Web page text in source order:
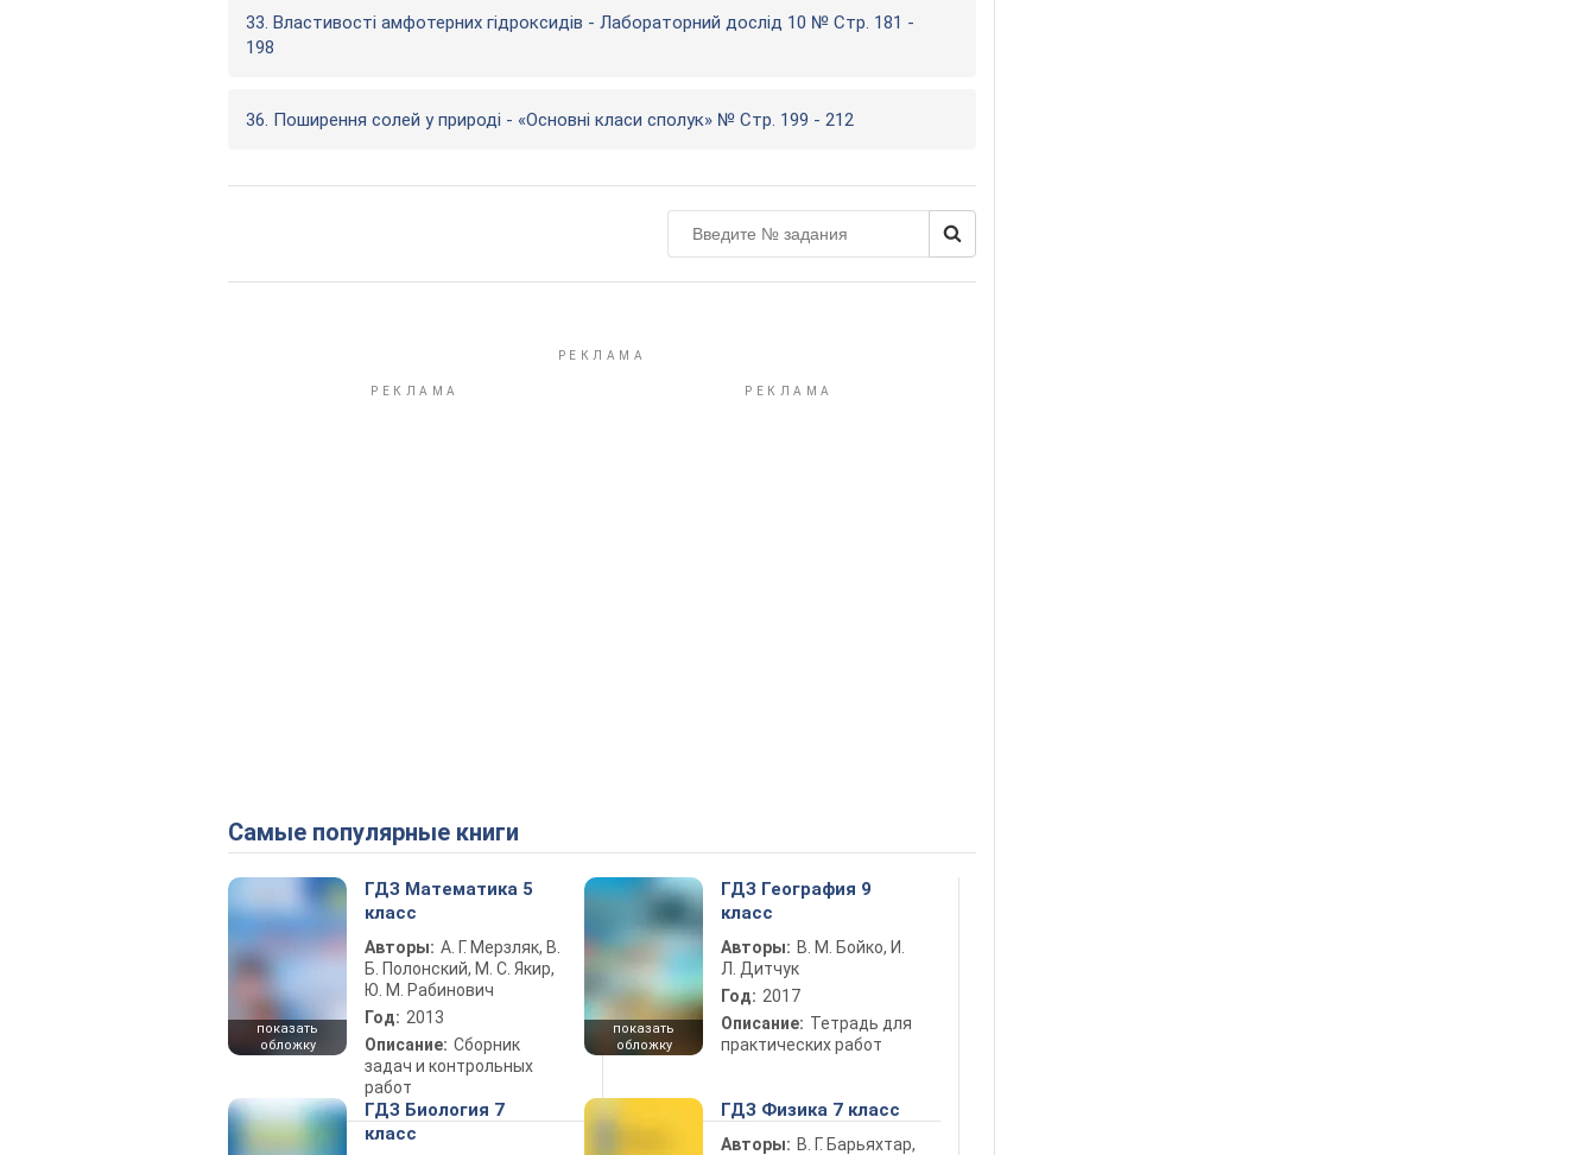
33. Властивості амфотерних гідроксидів - Лабораторний дослід 10 № Стр. 181 -
198
36. Поширення солей у природі - «Основні класи сполук» № Стр. 199 - 212
Самые популярные книги
показать
обложку
ГДЗ Математика 5
класс
Авторы: А. Г. Мерзляк, В.
Б. Полонский, М. С. Якир,
Ю. М. Рабинович
Год: 2013
Описание: Сборник
задач и контрольных
работ
показать
обложку
ГДЗ География 9
класс
Авторы: В. М. Бойко, И.
Л. Дитчук
Год: 2017
Описание: Тетрадь для
практических работ
ГДЗ Биология 7
класс
ГДЗ Физика 7 класс
Авторы: В. Г. Барьяхтар,